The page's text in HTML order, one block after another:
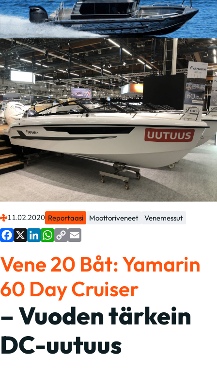
11.02.2020 Reportaasi Moottoriveneet Venemessut
Link
Vene 20 Båt: Yamarin
60 Day Cruiser
– Vuoden tärkein
DC-uutuus